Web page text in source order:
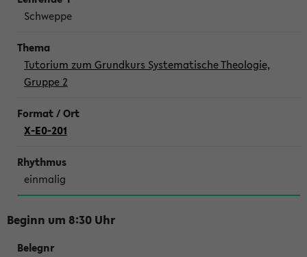
Schweppe
Tutorium zum Grundkurs Systematische Theologie,
Gruppe 2
X-E0-201
einmalig
Beginn um 8:30 Uhr